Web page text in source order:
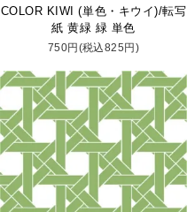
COLOR KIWI (単色・キウイ)/転写
紙 黄緑 緑 単色
750円(税込825円)